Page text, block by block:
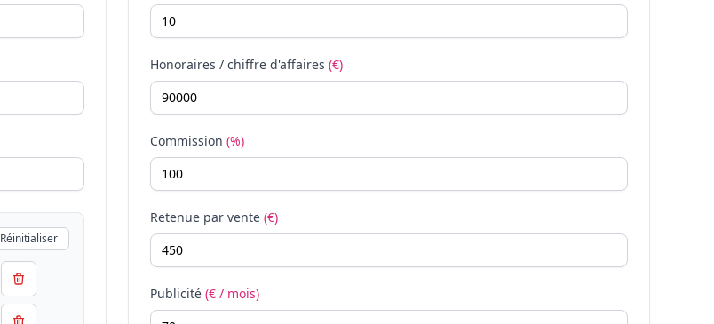
Réinitialiser
Honoraires / chiffre d'affaires (€)
Commission (%)
Retenue par vente (€)
Publicité (€ / mois)